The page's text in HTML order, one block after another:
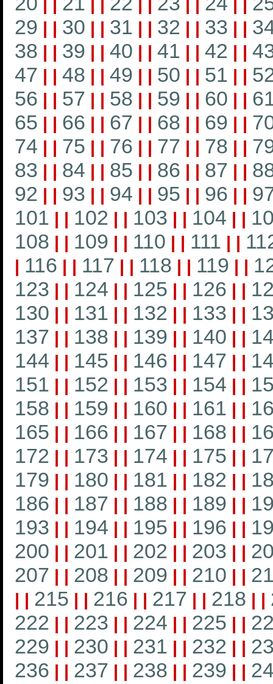
| | | | | | | | | |
29 | | 30 | | 31 | | 32 | | 33 | |
38 | | 39 | | 40 | | 41 | | 42 | |
47 | | 48 | | 49 | | 50 | | 51 | |
56 | | 57 | | 58 | | 59 | | 60 | |
65 | | 66 | | 67 | | 68 | | 69 | |
74 | | 75 | | 76 | | 77 | | 78 | |
83 | | 84 | | 85 | | 86 | | 87 | |
92 | | 93 | | 94 | | 95 | | 96 | |
101 | | 102 | | 103 | | 104 | |
108 | | 109 | | 110 | | 111 | |
| 116 | | 117 | | 118 | | 119 | |
123 | | 124 | | 125 | | 126 | |
130 | | 131 | | 132 | | 133 | |
137 | | 138 | | 139 | | 140 | |
144 | | 145 | | 146 | | 147 | |
151 | | 152 | | 153 | | 154 | |
158 | | 159 | | 160 | | 161 | |
165 | | 166 | | 167 | | 168 | |
172 | | 173 | | 174 | | 175 | |
179 | | 180 | | 181 | | 182 | |
186 | | 187 | | 188 | | 189 | |
193 | | 194 | | 195 | | 196 | |
200 | | 201 | | 202 | | 203 | |
207 | | 208 | | 209 | | 210 | |
| | 215 | | 216 | | 217 | | 218 | |
222 | | 223 | | 224 | | 225 | |
229 | | 230 | | 231 | | 232 | |
236 | | 237 | | 238 | | 239 | |